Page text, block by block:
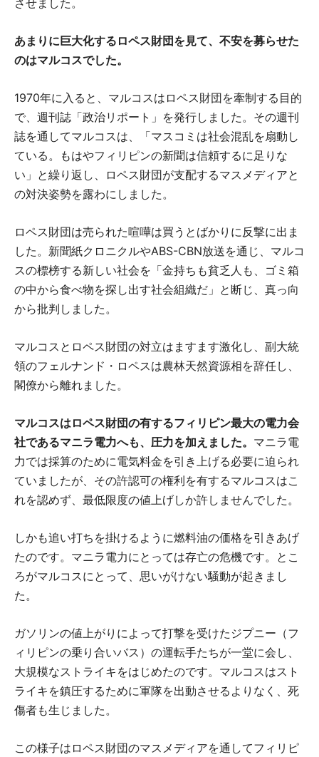
させました。
あまりに巨大化するロペス財団を見て、不安を募らせた
のはマルコスでした。
1970年に入ると、マルコスはロペス財団を牽制する目的
で、週刊誌「政治リポート」を発行しました。その週刊
誌を通してマルコスは、「マスコミは社会混乱を扇動し
ている。もはやフィリピンの新聞は信頼するに足りな
い」と繰り返し、ロペス財団が支配するマスメディアと
の対決姿勢を露わにしました。
ロペス財団は売られた喧嘩は買うとばかりに反撃に出ま
した。新聞紙クロニクルやABS-CBN放送を通じ、マルコ
スの標榜する新しい社会を「金持ちも貧乏人も、ゴミ箱
の中から食べ物を探し出す社会組織だ」と断じ、真っ向
から批判しました。
マルコスとロペス財団の対立はますます激化し、副大統
領のフェルナンド・ロペスは農林天然資源相を辞任し、
閣僚から離れました。
マルコスはロペス財団の有するフィリピン最大の電力会
社であるマニラ電力へも、圧力を加えました。 マニラ電
力では採算のために電気料金を引き上げる必要に迫られ
ていましたが、その許認可の権利を有するマルコスはこ
れを認めず、最低限度の値上げしか許しませんでした。
しかも追い打ちを掛けるように燃料油の価格を引きあげ
たのです。マニラ電力にとっては存亡の危機です。とこ
ろがマルコスにとって、思いがけない騒動が起きまし
た。
ガソリンの値上がりによって打撃を受けたジプニー（フ
ィリピンの乗り合いバス）の運転手たちが一堂に会し、
大規模なストライキをはじめたのです。マルコスはスト
ライキを鎮圧するために軍隊を出動させるよりなく、死
傷者も生じました。
この様子はロペス財団のマスメディアを通してフィリピ